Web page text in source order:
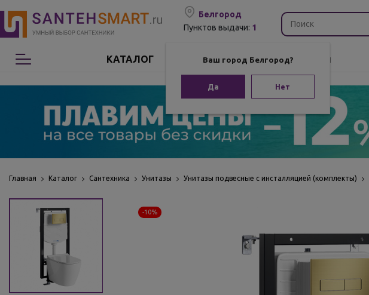
Белгород
Пунктов выдачи: 1
Ваш город Белгород?
Да Нет
КАТАЛОГ
Сантехника
Мебель для ванной
Аксессуары для ванной
Отопление
Комплектующие
Бренды
Главная Каталог Сантехника Унитазы Унитазы подвесные с инсталляцией (комплекты)
-10%